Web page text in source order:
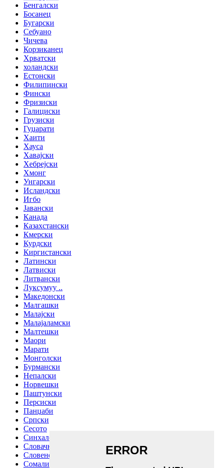
Бенгалски
Босанец
Бугарски
Себуано
Чичева
Корзиканец
Хрватски
холандски
Естонски
Филипински
Фински
Фризиски
Галициски
Грузиски
Гуџарати
Хаити
Хауса
Хавајски
Хебрејски
Хмонг
Унгарски
Исландски
Игбо
Јавански
Канада
Казахстански
Кмерски
Курдски
Киргистански
Латински
Латвиски
Литвански
Луксумуу ..
Македонски
Малгашки
Малајски
Малајаламски
Малтешки
Маори
Марати
Монголски
Бурмански
Непалски
Норвешки
Паштунски
Персиски
Панџаби
Српски
Сесото
Синхалски јазик
Словачки
Словенечки
Сомалиски